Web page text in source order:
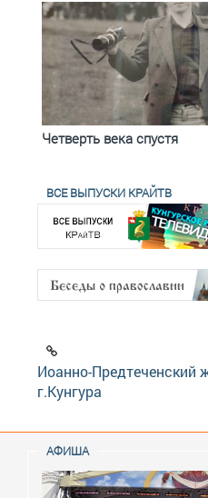
Четверть века спустя
ВСЕ ВЫПУСКИ КРАЙТВ
Иоанно-Предтеченский
г.Кунгура
АФИША